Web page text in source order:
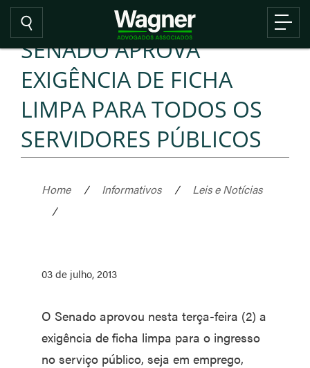
SENADO APROVA
EXIGÊNCIA DE FICHA
LIMPA PARA TODOS OS
SERVIDORES PÚBLICOS
Home / Informativos /
Leis e Notícias
/
03 de julho, 2013
O Senado aprovou nesta terça-feira (2) a
exigência de ficha limpa para o ingresso
no serviço público, seja em emprego,